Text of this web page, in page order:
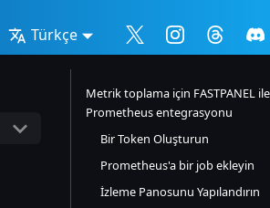
Türkçe
Metrik toplama için FASTPANEL ile
Prometheus entegrasyonu
Bir Token Oluşturun
Prometheus'a bir job ekleyin
İzleme Panosunu Yapılandırın